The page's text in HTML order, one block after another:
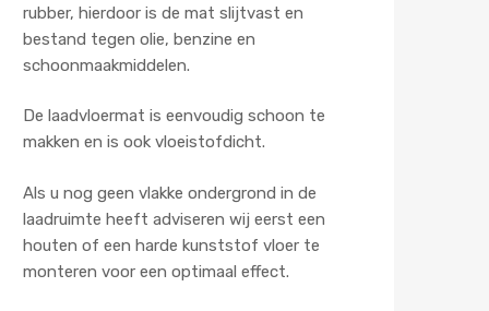
rubber, hierdoor is de mat slijtvast en
bestand tegen olie, benzine en
schoonmaakmiddelen.
De laadvloermat is eenvoudig schoon te
makken en is ook vloeistofdicht.
Als u nog geen vlakke ondergrond in de
laadruimte heeft adviseren wij eerst een
houten of een harde kunststof vloer te
monteren voor een optimaal effect.